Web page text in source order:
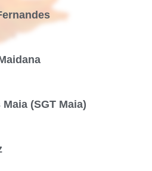
(SGT Maia)